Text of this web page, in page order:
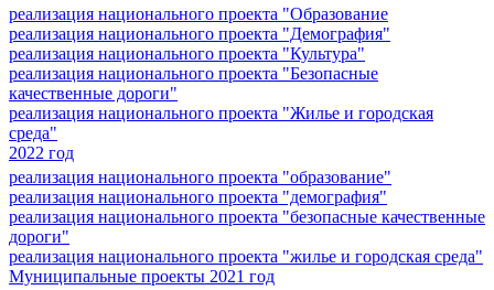
реализация национального проекта "Образование
реализация национального проекта "Демография"
реализация национального проекта "Культура"
реализация национального проекта "Безопасные
качественные дороги"
реализация национального проекта "Жилье и городская
среда"
2022 год
реализация национального проекта "образование"
реализация национального проекта "демография"
реализация национального проекта "безопасные качественные
дороги"
реализация национального проекта "жилье и городская среда"
Муниципальные проекты 2021 год